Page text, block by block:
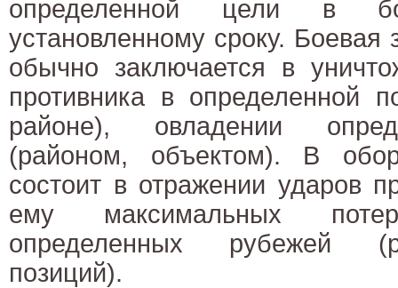
определенной цели в
установленному сроку. Боевая
обычно заключается в
противника в определенной
районе), овладении
(районом, объектом). В
состоит в отражении ударов
ему максимальных
определенных рубежей
позиций).